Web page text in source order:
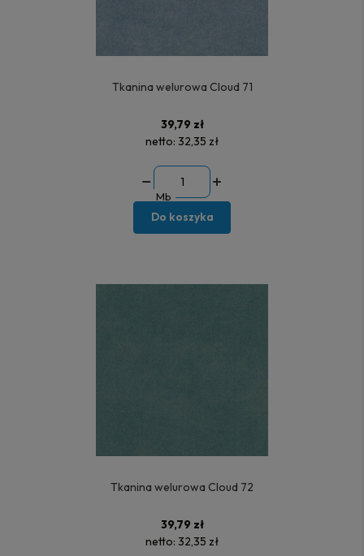
Tkanina welurowa Cloud 71
39,79 zł
netto: 32,35 zł
Mb
Do koszyka
Tkanina welurowa Cloud 72
39,79 zł
netto: 32,35 zł